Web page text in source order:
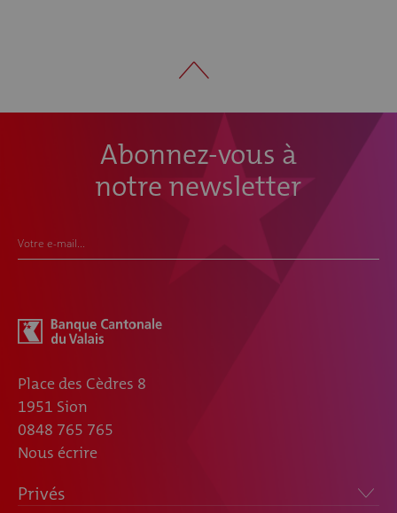
Abonnez-vous à
notre newsletter
Votre e-mail...
Place des Cèdres 8
1951 Sion
0848 765 765
Nous écrire
Privés